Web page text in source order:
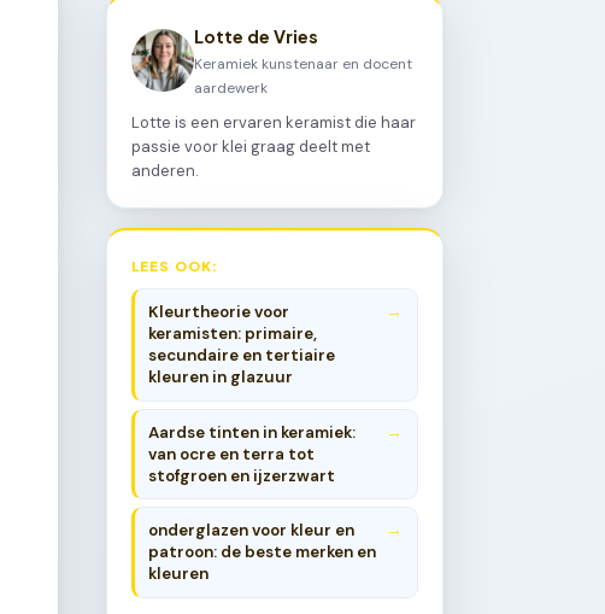
Lotte de Vries
Keramiek kunstenaar en docent
aardewerk
Lotte is een ervaren keramist die haar
passie voor klei graag deelt met
anderen.
LEES OOK:
Kleurtheorie voor
keramisten: primaire,
secundaire en tertiaire
kleuren in glazuur
Aardse tinten in keramiek:
van ocre en terra tot
stofgroen en ijzerzwart
onderglazen voor kleur en
patroon: de beste merken en
kleuren